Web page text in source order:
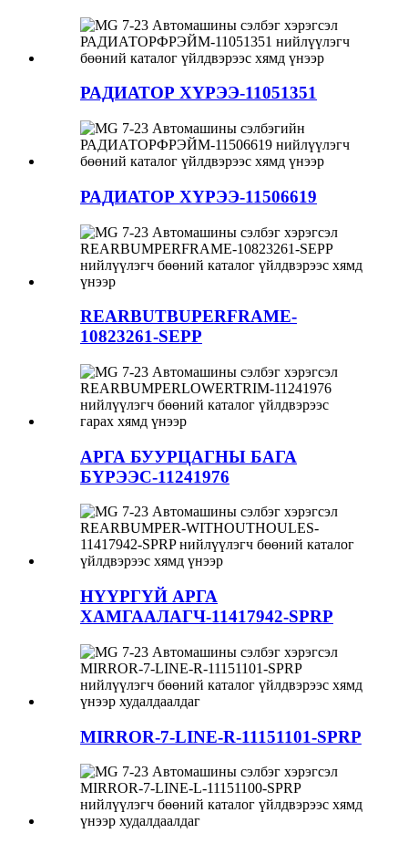
РАДИАТОР ХҮРЭЭ-11051351
РАДИАТОР ХҮРЭЭ-11506619
REARBUTBUPERFRAME-
10823261-SEPP
АРГА БУУРЦАГНЫ БАГА
БҮРЭЭС-11241976
НҮҮРГҮЙ АРГА
ХАМГААЛАГЧ-11417942-SPRP
MIRROR-7-LINE-R-11151101-SPRP